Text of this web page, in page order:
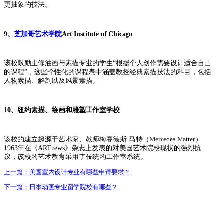
更抽象的技法。
9、 芝加哥艺术学院Art Institute of Chicago
该校鼓励主修油画与素描专业的学生“根据个人创作需要设计适合自己
的课程”，这些个性化的课程表中涵盖教授经典素描技法的科目，包括
人物素描、解剖以及风景素描。
10、 纽约素描、绘画和雕塑工作室学校
该校的建立起源于艺术家、教师梅赛德斯·马特（Mercedes Matter）
1963年在《ARTnews》杂志上发表的对美国艺术院校现状的强烈抗
议，该校的艺术教育采用了传统的工作室系统。
上一篇： 美国室内设计专业有哪些申请要求？
下一篇： 日本动画专业留学院校有哪些？